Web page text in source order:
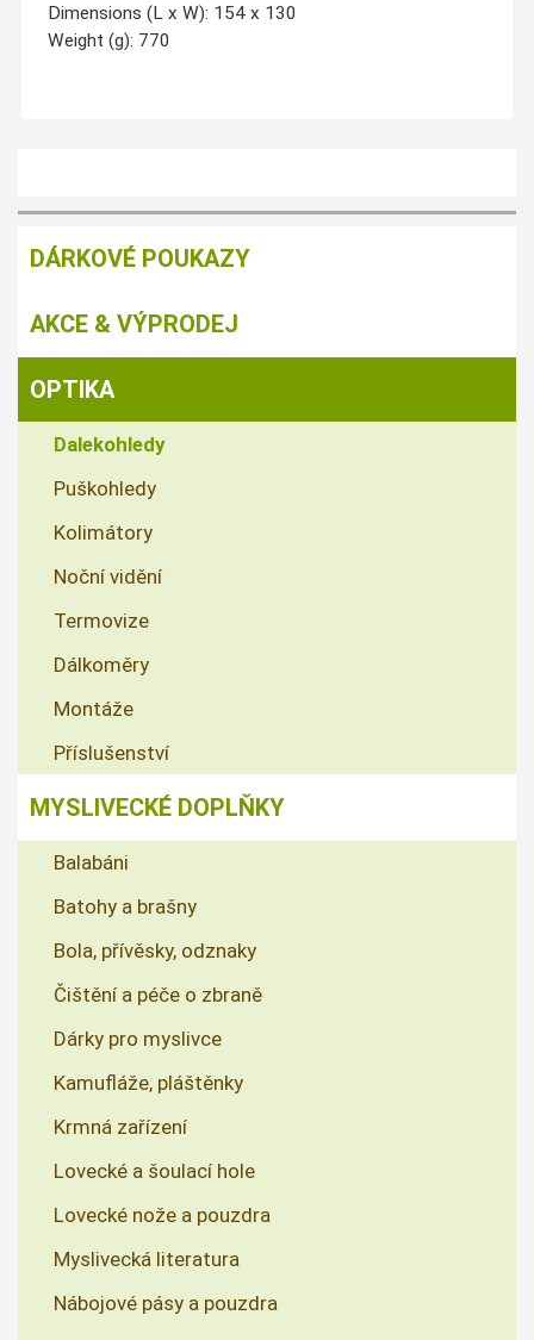
Dimensions (L x W): 154 x 130
Weight (g): 770
DÁRKOVÉ POUKAZY
AKCE & VÝPRODEJ
OPTIKA
Dalekohledy
Puškohledy
Kolimátory
Noční vidění
Termovize
Dálkoměry
Montáže
Příslušenství
MYSLIVECKÉ DOPLŇKY
Balabáni
Batohy a brašny
Bola, přívěsky, odznaky
Čištění a péče o zbraně
Dárky pro myslivce
Kamufláže, pláštěnky
Krmná zařízení
Lovecké a šoulací hole
Lovecké nože a pouzdra
Myslivecká literatura
Nábojové pásy a pouzdra